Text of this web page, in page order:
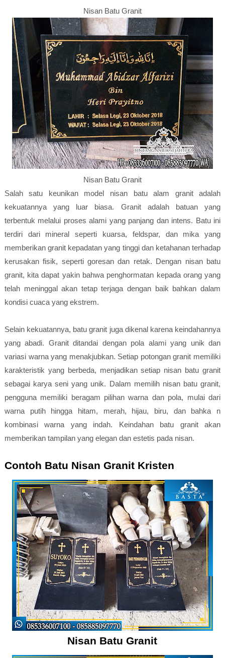
Nisan Batu Granit
Nisan Batu Granit
Salah satu keunikan model nisan batu alam granit adalah
kekuatannya yang luar biasa. Granit adalah batuan yang
terbentuk melalui proses alami yang panjang dan intens. Batu ini
terdiri dari mineral seperti kuarsa, feldspar, dan mika yang
memberikan granit kepadatan yang tinggi dan ketahanan terhadap
kerusakan fisik, seperti goresan dan retak. Dengan nisan batu
granit, kita dapat yakin bahwa penghormatan kepada orang yang
telah meninggal akan tetap terjaga dengan baik bahkan dalam
kondisi cuaca yang ekstrem.
Selain kekuatannya, batu granit juga dikenal karena keindahannya
yang abadi. Granit ditandai dengan pola alami yang unik dan
variasi warna yang menakjubkan. Setiap potongan granit memiliki
karakteristik yang berbeda, menjadikan setiap nisan batu granit
sebagai karya seni yang unik. Dalam memilih nisan batu granit,
pengguna memiliki beragam pilihan warna dan pola, mulai dari
warna putih hingga hitam, merah, hijau, biru, dan bahka n
kombinasi warna yang indah. Keindahan batu granit akan
memberikan tampilan yang elegan dan estetis pada nisan.
Contoh Batu Nisan Granit Kristen
Nisan Batu Granit